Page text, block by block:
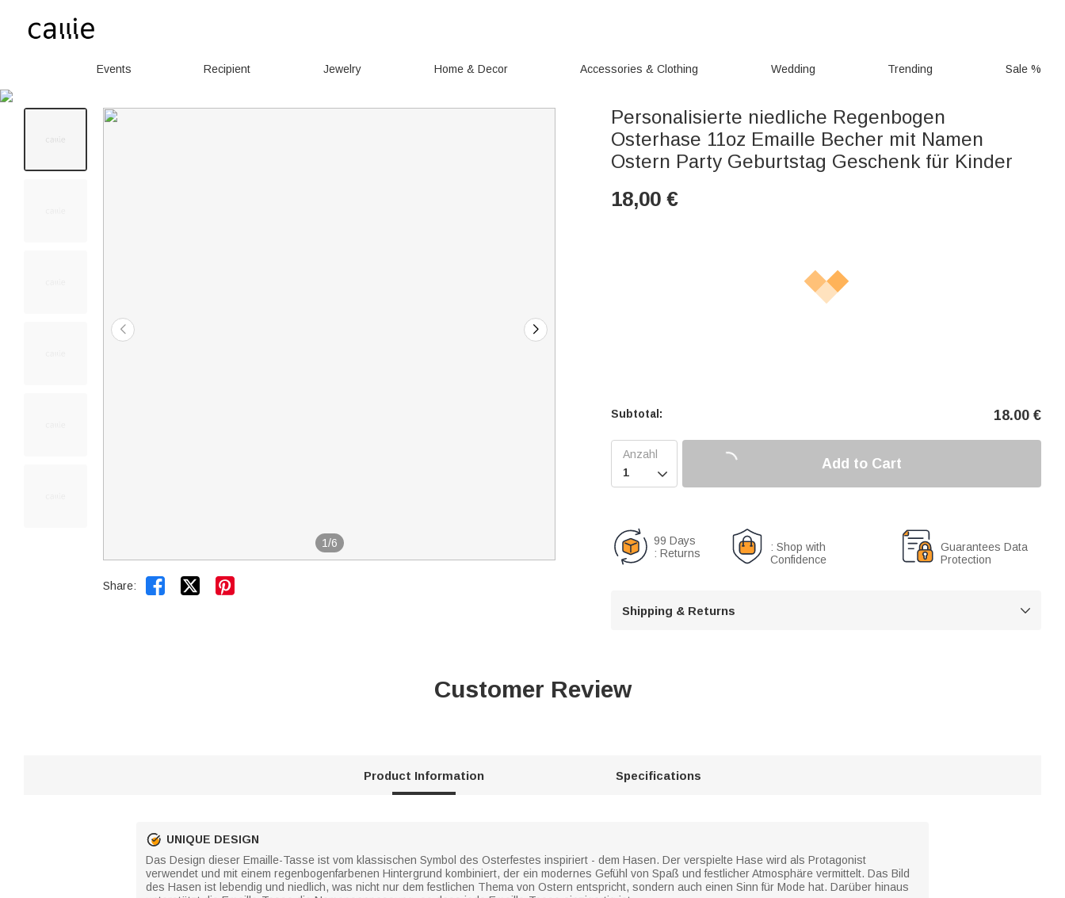
Events Recipient Jewelry Home & Decor Accessories & Clothing Wedding Trending Sale %
1/6
Share:  
Personalisierte niedliche Regenbogen
Osterhase 11oz Emaille Becher mit Namen
Ostern Party Geburtstag Geschenk für Kinder
18,00 €
Subtotal: 18.00 €

Add to Cart
99 Days
: Returns
: Shop with
Confidence
Guarantees Data
Protection
Shipping & Returns 
Customer Review
Product Information Specifications
UNIQUE DESIGN
Das Design dieser Emaille-Tasse ist vom klassischen Symbol des Osterfestes inspiriert - dem Hasen. Der verspielte Hase wird als Protagonist
verwendet und mit einem regenbogenfarbenen Hintergrund kombiniert, der ein modernes Gefühl von Spaß und festlicher Atmosphäre vermittelt. Das Bild
des Hasen ist lebendig und niedlich, was nicht nur dem festlichen Thema von Ostern entspricht, sondern auch einen Sinn für Mode hat. Darüber hinaus